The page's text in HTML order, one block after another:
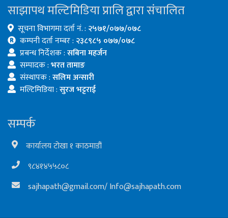
साझापथ मल्टिमिडिया प्रालि द्वारा संचालित
सूचना विभागमा दर्ता नं. : २५७१/०७७/०७८
कम्पनी दर्ता नम्बर : २३८९८५ ०७७/०७८
प्रबन्ध निर्देशक :सबिना महर्जन
सम्पादक :भरत तामाङ
संस्थापक :सलिम अन्सारी
मल्टिमिडिया :सुरज भट्टराई
सम्पर्क
कार्यालय टोखा १ काठमाडौं
९८४१४५५८०८
sajhapath@gmail.com/Info@sajhapath.com